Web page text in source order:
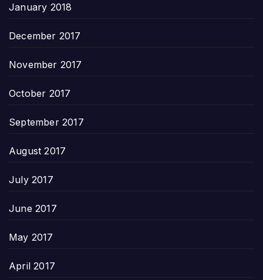
January 2018
December 2017
November 2017
October 2017
September 2017
August 2017
July 2017
June 2017
May 2017
April 2017